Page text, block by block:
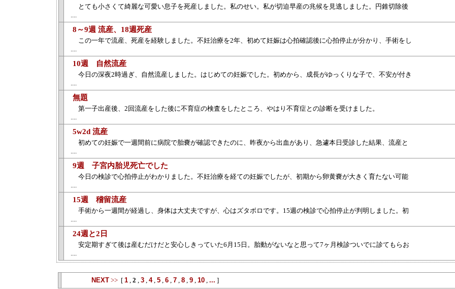
とても小さくて綺麗な可愛い息子を死産しました。私のせい。私が切迫早産の兆候を見逃しました。円錐切除後
....
8～9週 流産、18週死産
この一年で流産、死産を経験しました。不妊治療を2年、初めて妊娠は心拍確認後に心拍停止が分かり、手術をし
....
10週 自然流産
今日の深夜2時過ぎ、自然流産しました。はじめての妊娠でした。初めから、成長がゆっくりな子で、不安が付き
....
無題
第一子出産後、2回流産をした後に不育症の検査をしたところ、やはり不育症との診断を受けました。
....
5w2d 流産
初めての妊娠で一週間前に病院で胎嚢が確認できたのに、昨夜から出血があり、急遽本日受診した結果、流産と
....
9週 子宮内胎児死亡でした
今日の検診で心拍停止がわかりました。不妊治療を経ての妊娠でしたが、初期から卵黄嚢が大きく育たない可能
....
15週 稽留流産
手術から一週間が経過し、身体は大丈夫ですが、心はズタボロです。15週の検診で心拍停止が判明しました。初
....
24週と2日
安定期すぎて後は産むだけだと安心しきっていた6月15日。胎動がないなと思って7ヶ月検診ついでに診てもらお
....
NEXT >> [ 1 , 2 , 3 , 4, 5 , 6 , 7 , 8 , 9 , 10 , ... ]